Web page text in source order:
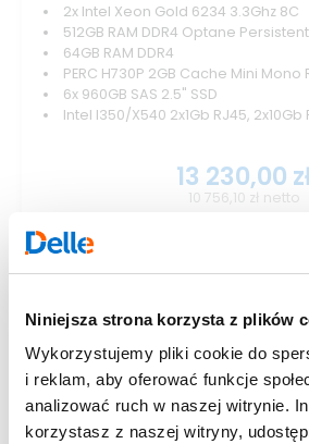
Niniejsza strona korzysta z plików
Wykorzystujemy pliki cookie do
i reklam, aby oferować funkcje
analizować ruch w naszej witrynie.
korzystasz z naszej witryny,
2x Intel Xeon Gold 6234 3.3Ghz 8C
512GB RAM DDR4 Optane Persistent
64GB RAM DDR4
PERC H730P 2GB Cache Mini Mono
6x 960GB SAS 2.5" SSD
Intel I350/X540 2x1Gb RJ45, 2x10Gb
13 230,00
10 756,10 zł netto
Gwarancja:
Kondycja:
Dostawa:Wysyłka 24h
Zobacz